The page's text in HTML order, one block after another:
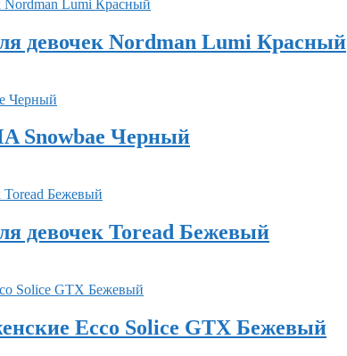
девочек Nordman Lumi Красный
Snowbae Черный
девочек Toread Бежевый
Ecco Solice GTX Бежевый